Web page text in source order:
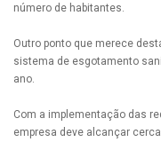
número de habitantes.
Outro ponto que merece
sistema de esgotamento
ano.
Com a implementação das
empresa deve alcançar